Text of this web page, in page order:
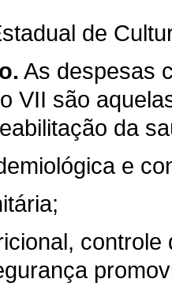
de
As despesas
VII são
da
e